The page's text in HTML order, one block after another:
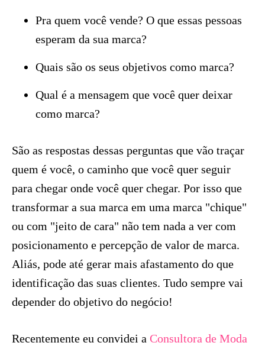
Pra quem você vende? O que essas pessoas
esperam da sua marca?
Quais são os seus objetivos como marca?
Qual é a mensagem que você quer deixar
como marca?
São as respostas dessas perguntas que vão traçar
quem é você, o caminho que você quer seguir
para chegar onde você quer chegar. Por isso que
transformar a sua marca em uma marca "chique"
ou com "jeito de cara" não tem nada a ver com
posicionamento e percepção de valor de marca.
Aliás, pode até gerar mais afastamento do que
identificação das suas clientes. Tudo sempre vai
depender do objetivo do negócio!
Recentemente eu convidei a Consultora de Moda